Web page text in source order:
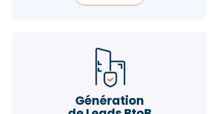
Génération